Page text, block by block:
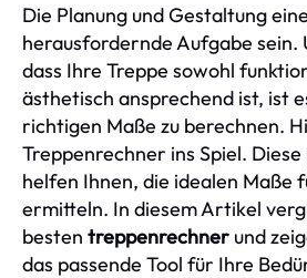
Die Planung und Gestaltung
herausfordernde Aufgabe sein.
dass Ihre Treppe sowohl
ästhetisch ansprechend ist, ist
richtigen Maße zu berechnen.
Treppenrechner ins Spiel.
helfen Ihnen, die idealen Maße
ermitteln. In diesem Artikel
besten treppenrechner und
das passende Tool für Ihre